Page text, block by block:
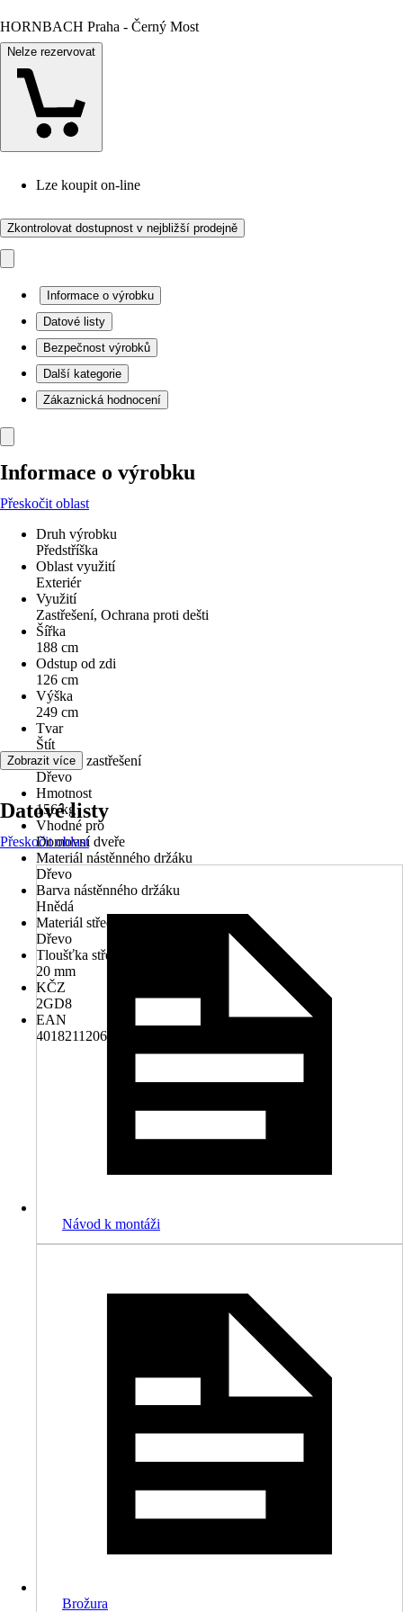
HORNBACH Praha - Černý Most
Nelze rezervovat
Lze koupit on-line
Zkontrolovat dostupnost v nejbližší prodejně
Informace o výrobku
Datové listy
Bezpečnost výrobků
Další kategorie
Zákaznická hodnocení
Informace o výrobku
Přeskočit oblast
Druh výrobku
Předstříška
Oblast využití
Exteriér
Využití
Zastřešení, Ochrana proti dešti
Šířka
188 cm
Odstup od zdi
126 cm
Výška
249 cm
Tvar
Štít
Materiál zastřešení
Dřevo
Hmotnost
156 kg
Vhodné pro
Domovní dveře
Materiál nástěnného držáku
Dřevo
Barva nástěnného držáku
Hnědá
Materiál střechy
Dřevo
Tloušťka střechy
20 mm
KČZ
2GD8
EAN
4018211206421
Zobrazit více
Datové listy
Přeskočit oblast
Návod k montáži
Brožura